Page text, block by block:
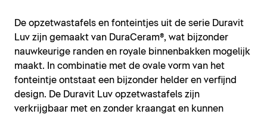
De opzetwastafels en fonteintjes uit de serie Duravit
Luv zijn gemaakt van DuraCeram®, wat bijzonder
nauwkeurige randen en royale binnenbakken mogelijk
maakt. In combinatie met de ovale vorm van het
fonteintje ontstaat een bijzonder helder en verfijnd
design. De Duravit Luv opzetwastafels zijn
verkrijgbaar met en zonder kraangat en kunnen